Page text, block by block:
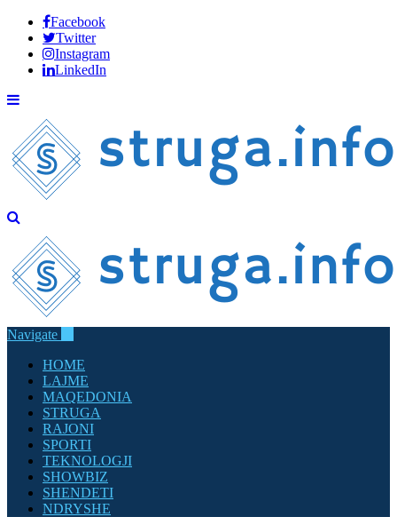
Facebook
Twitter
Instagram
LinkedIn
Navigate
HOME
LAJME
MAQEDONIA
STRUGA
RAJONI
SPORTI
TEKNOLOGJI
SHOWBIZ
SHENDETI
NDRYSHE